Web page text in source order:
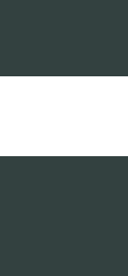
della